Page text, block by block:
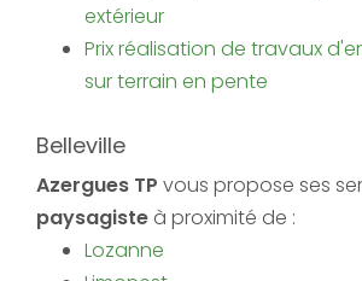
extérieur
Prix réalisation de travaux
sur terrain en pente
Belleville
Azergues TP vous propose ses
paysagiste à proximité de :
Lozanne